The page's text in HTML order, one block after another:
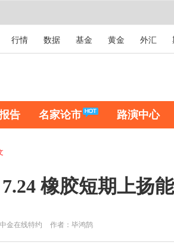
行情 数据 基金 黄金 外汇
告 名家论市 路演中心
7.24 橡胶短期上扬
金在线特约 作者：毕鸿鹄